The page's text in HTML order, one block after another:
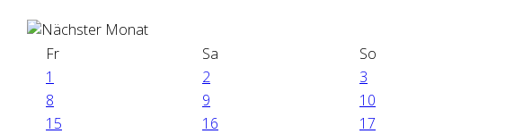
Fr Sa
So
1
2
3
8 9
10
15 16
17